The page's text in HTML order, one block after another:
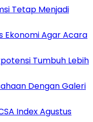
Tetap Menjadi
Ekonomi Agar Acara
Tumbuh Lebih
Dengan Galeri
Index Agustus